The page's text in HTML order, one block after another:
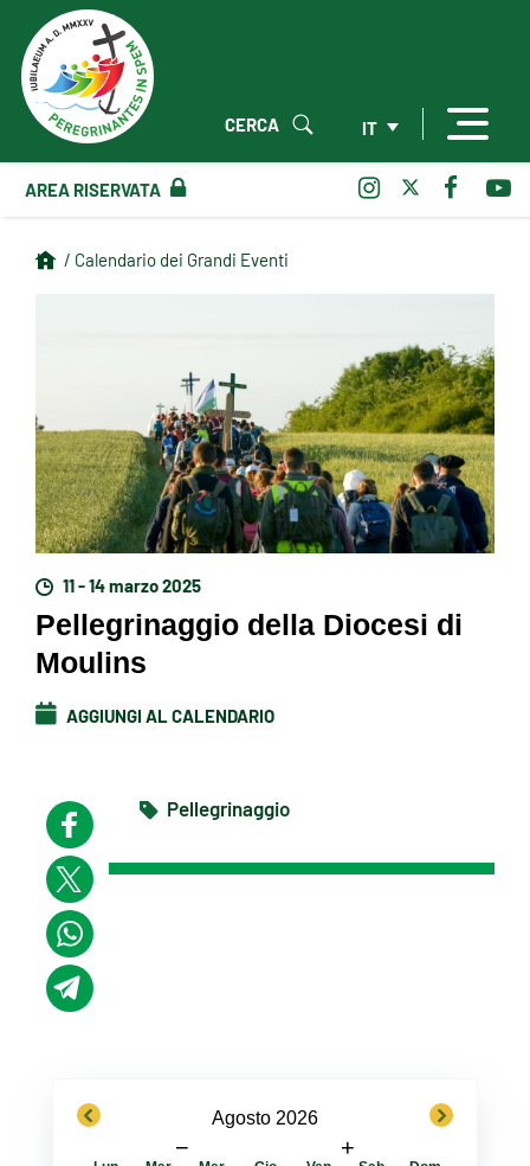
IT
CERCA
AREA RISERVATA
/ Calendario dei Grandi Eventi
11 - 14 marzo 2025
Pellegrinaggio della Diocesi di
Moulins
AGGIUNGI AL CALENDARIO
Pellegrinaggio
previous Agosto 2026
− +
next